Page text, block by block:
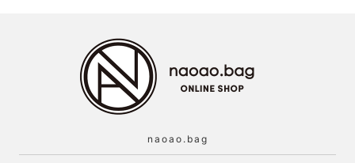
naoao.bag